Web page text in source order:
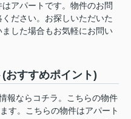
アパートです。物件のお問
ださい。お探しいただいた
した場合もお気軽にお問い
おすすめポイント)
報ならコチラ。こちらの物件
す。こちらの物件はアパート